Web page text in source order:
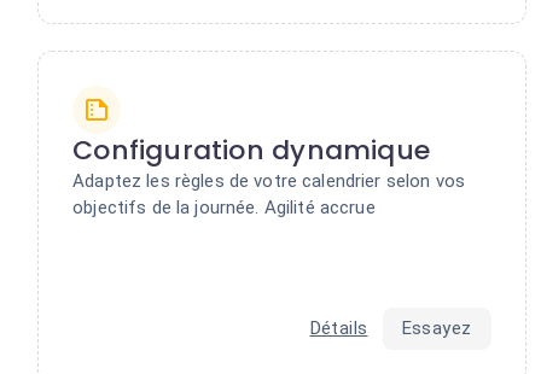
Configuration dynamique
Adaptez les règles de votre calendrier selon vos
objectifs de la journée. Agilité accrue
Détails Essayez